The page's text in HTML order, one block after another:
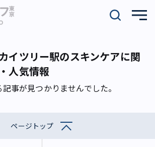
イツリー駅のスキンケアに関
人気情報
事が見つかりませんでした。
ページトップ